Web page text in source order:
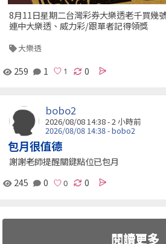
8月11日星期二台灣彩券大樂透老千買幾
連中大樂透、威力彩/跟單者記得領獎
大樂透
259 1 0
bobo2
2026/08/08 14:38 -2 小時前
2026/08/08 14:38 - bobo2
包月很值德
謝謝老師提醒關鍵點位已包月
245
0 0
閱讀更多